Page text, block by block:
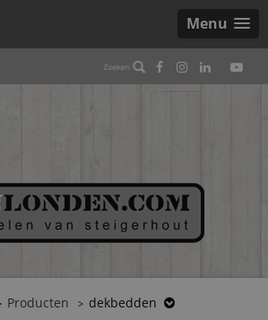
Menu
Producten dekbedden